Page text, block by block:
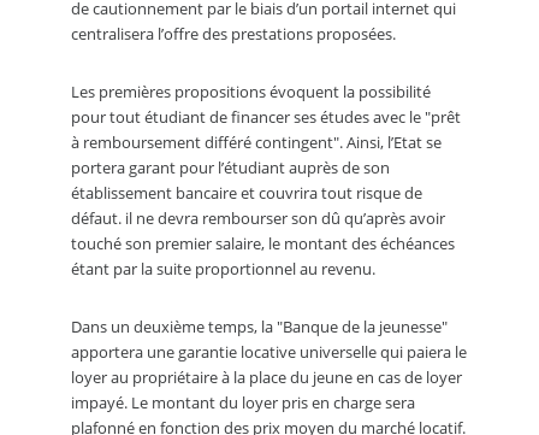
de cautionnement par le biais d’un portail internet qui
centralisera l’offre des prestations proposées.
Les premières propositions évoquent la possibilité
pour tout étudiant de financer ses études avec le "prêt
à remboursement différé contingent". Ainsi, l’Etat se
portera garant pour l’étudiant auprès de son
établissement bancaire et couvrira tout risque de
défaut. il ne devra rembourser son dû qu’après avoir
touché son premier salaire, le montant des échéances
étant par la suite proportionnel au revenu.
Dans un deuxième temps, la "Banque de la jeunesse"
apportera une garantie locative universelle qui paiera le
loyer au propriétaire à la place du jeune en cas de loyer
impayé. Le montant du loyer pris en charge sera
plafonné en fonction des prix moyen du marché locatif.